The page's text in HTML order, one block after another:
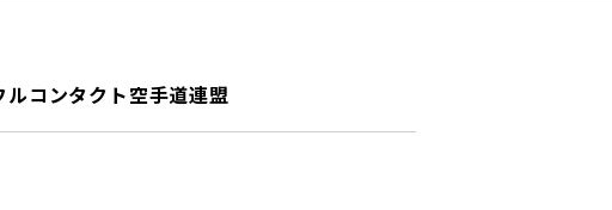
コンタクト空手道連盟